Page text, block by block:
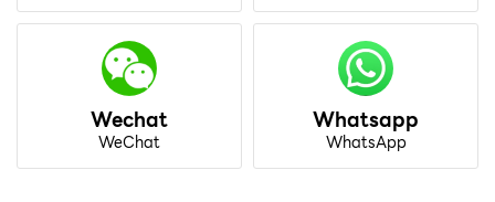
Wechat
WeChat
Whatsapp
WhatsApp